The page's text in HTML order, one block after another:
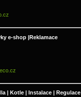
e-shop |Reklamace
| Kotle | Instalace | Regulace